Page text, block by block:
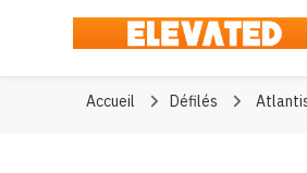
Elevated
Accueil Défilés